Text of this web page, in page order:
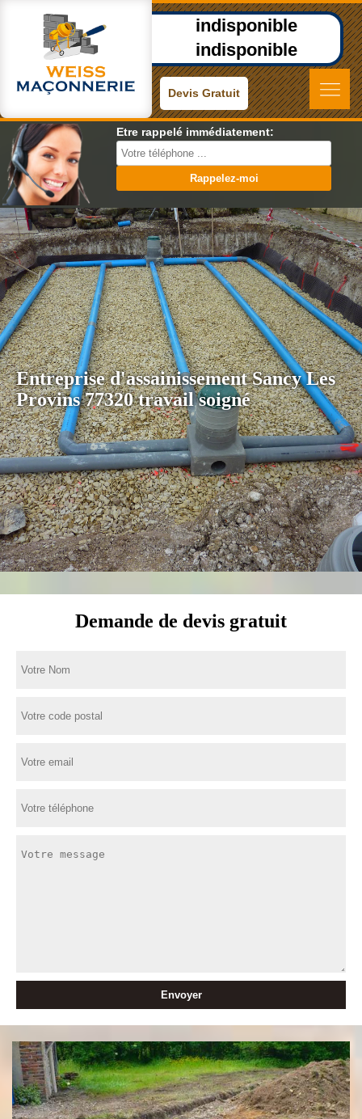
indisponible
indisponible
Devis Gratuit
Etre rappelé immédiatement:
Entreprise d'assainissement Sancy Les
Provins 77320 travail soigné
Demande de devis gratuit